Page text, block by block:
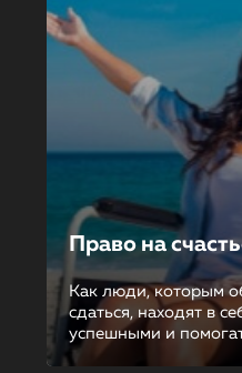
Право на
Как люди, которым
сдаться, находят в
успешными и